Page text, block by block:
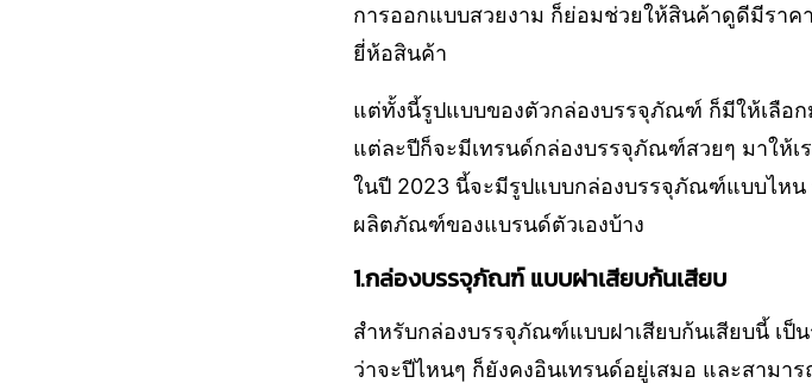
การออกแบบสวยงาม ก็ย่อมช่วยให้สินค้าดูดีมีรา
ยี่ห้อสินค้า
แต่ทั้งนี้รูปแบบของตัวกล่องบรรจุภัณฑ์ ก็มีให้เลือ
แต่ละปีก็จะมีเทรนด์กล่องบรรจุภัณฑ์สวยๆ มาให้เ
ในปี 2023 นี้จะมีรูปแบบกล่องบรรจุภัณฑ์แบบไหน
ผลิตภัณฑ์ของแบรนด์ตัวเองบ้าง
1.กล่องบรรจุภัณฑ์ แบบฝาเสียบก้นเสียบ
สำหรับกล่องบรรจุภัณฑ์แบบฝาเสียบก้นเสียบนี้ เป็
ว่าจะปีไหนๆ ก็ยังคงอินเทรนด์อยู่เสมอ และสามา